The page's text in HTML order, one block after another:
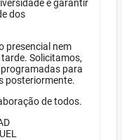
e garantir
dos
presencial nem
Solicitamos,
para
posteriormente.
de todos.